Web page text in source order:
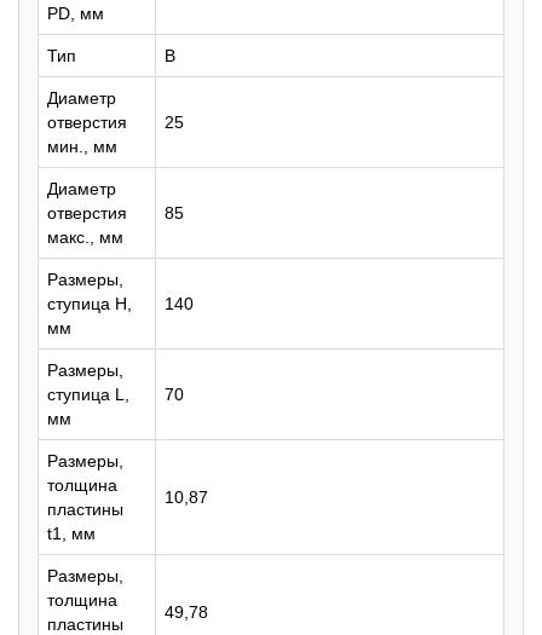
PD, мм
Тип B
Диаметр
отверстия
мин., мм
25
Диаметр
отверстия
макс., мм
85
Размеры,
ступица H,
мм
140
Размеры,
ступица L,
мм
70
Размеры,
толщина
пластины
t1, мм
10,87
Размеры,
толщина
пластины
49,78